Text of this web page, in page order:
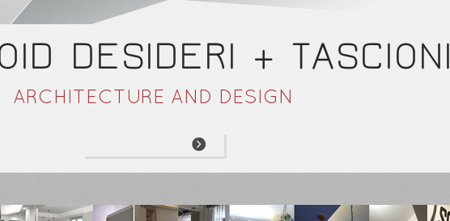
DESIDERI + TASCIONI
ARCHITECTURE AND DESIGN